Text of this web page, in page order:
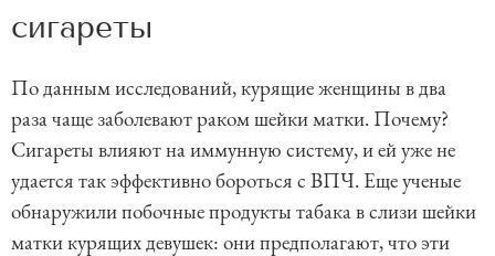
сигареты
По данным исследований, курящие женщины в два
раза чаще заболевают раком шейки матки. Почему?
Сигареты влияют на иммунную систему, и ей уже не
удается так эффективно бороться с ВПЧ. Еще ученые
обнаружили побочные продукты табака в слизи шейки
матки курящих девушек: они предполагают, что эти